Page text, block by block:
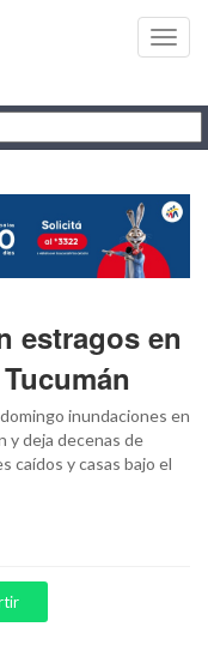
estragos en
inundaciones en
y deja decenas de
caídos y casas bajo el